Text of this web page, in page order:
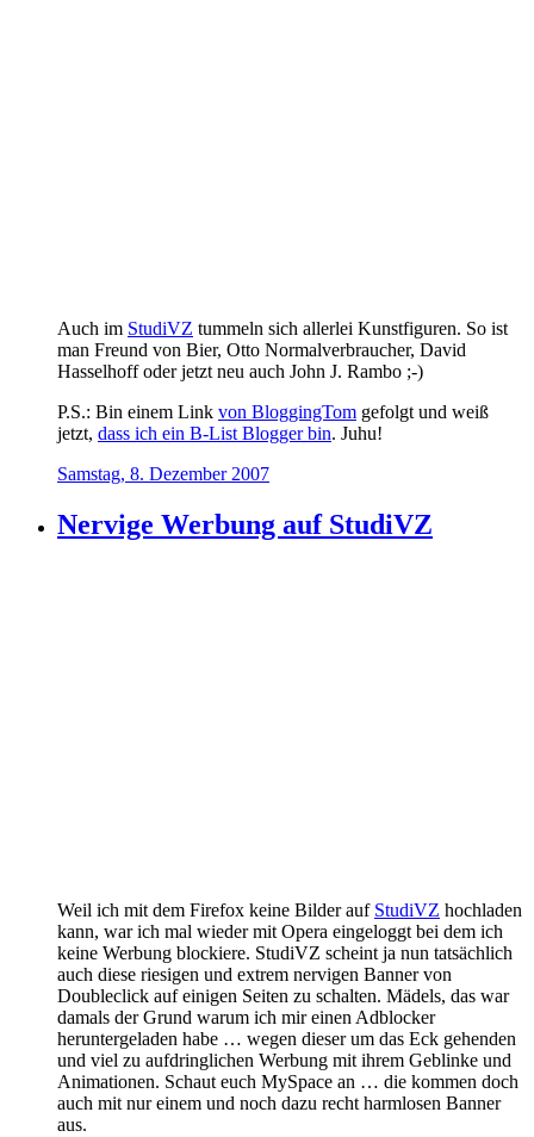
Auch im StudiVZ tummeln sich allerlei Kunstfiguren. So ist
man Freund von Bier, Otto Normalverbraucher, David
Hasselhoff oder jetzt neu auch John J. Rambo ;-)
P.S.: Bin einem Link von BloggingTom gefolgt und weiß
jetzt, dass ich ein B-List Blogger bin. Juhu!
Samstag, 8. Dezember 2007
Nervige Werbung auf StudiVZ
Weil ich mit dem Firefox keine Bilder auf StudiVZ hochladen
kann, war ich mal wieder mit Opera eingeloggt bei dem ich
keine Werbung blockiere. StudiVZ scheint ja nun tatsächlich
auch diese riesigen und extrem nervigen Banner von
Doubleclick auf einigen Seiten zu schalten. Mädels, das war
damals der Grund warum ich mir einen Adblocker
heruntergeladen habe … wegen dieser um das Eck gehenden
und viel zu aufdringlichen Werbung mit ihrem Geblinke und
Animationen. Schaut euch MySpace an … die kommen doch
auch mit nur einem und noch dazu recht harmlosen Banner
aus.